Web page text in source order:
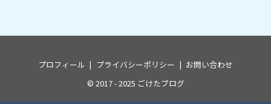
プロフィール プライバシーポリシー
お問い合わせ
© 2017 - 2025 ごけたブログ